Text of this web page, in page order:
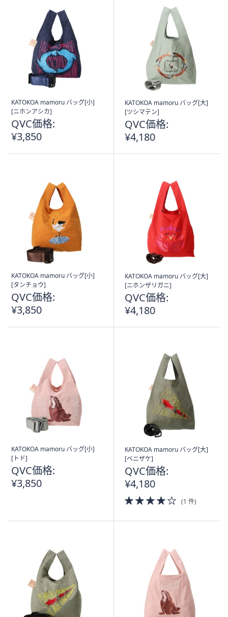
KATOKOA mamoru バッグ[小]
[ニホンアシカ]
QVC価格:
¥3,850
KATOKOA mamoru バッグ[大]
[ツシマテン]
QVC価格:
¥4,180
KATOKOA mamoru バッグ[小]
[タンチョウ]
QVC価格:
¥3,850
KATOKOA mamoru バッグ[大]
[ニホンザリガニ]
QVC価格:
¥4,180
KATOKOA mamoru バッグ[小]
[トド]
QVC価格:
¥3,850
KATOKOA mamoru バッグ[大]
[ベニザケ]
QVC価格:
¥4,180
4.0
of
(1 件)